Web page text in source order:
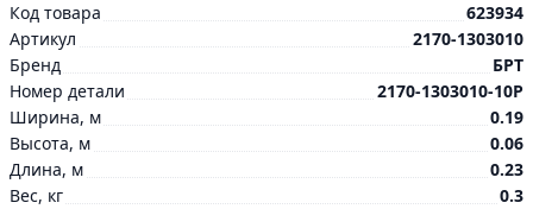
Код товара
623934
Артикул
2170-1303010
Бренд
БРТ
Номер детали
2170-1303010-10Р
Ширина, м
0.19
Высота, м
0.06
Длина, м
0.23
Вес, кг
0.3